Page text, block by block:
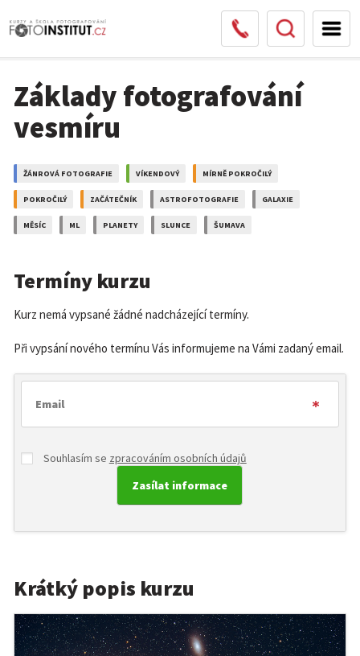
Základy fotografování
vesmíru
ŽÁNROVÁ FOTOGRAFIE VÍKENDOVÝ MÍRNĚ POKROČILÝ
POKROČILÝ ZAČÁTEČNÍK ASTROFOTOGRAFIE GALAXIE
MĚSÍC ML PLANETY SLUNCE ŠUMAVA
Termíny kurzu
Kurz nemá vypsané žádné nadcházející termíny.
Při vypsání nového termínu Vás informujeme na Vámi zadaný email.
Souhlasím se zpracováním osobních údajů
Krátký popis kurzu